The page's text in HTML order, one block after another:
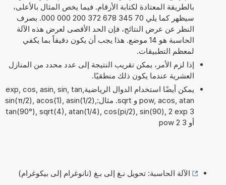
بالطريقة المعتادة لكتابة الأرقام. فيما يخص المثال بالأعلى،
سيظهر كما يلي 70 345 678 372 200 000 000. بصرف
النظر عن عرض النتائج، فإن الحد الأقصى لعرض هذه الآلة
الحاسبة هو 14 موضع. هذا يجب أن يكون دقيقاً بما يكفي
لمعظم التطبيقات.
إذا لزم الأمر، يمكن تقريب النتيجة إلى عدد محدد من المنازل
العشرية عندما يكون ذلك منطقيًا.
يمكن أيضًا استخدام الدوال الرياضيةexp, cos, asin, sin, tan,
pow, acos, atan و sqrt. مثال:sin(π/2), acos(1), asin(1/2),
tan(90°), sqrt(4), atan(1/4), cos(pi/2), sin(90), 2 exp 3
أو 3 pow 2
الآلة الحاسبة: تحويل نـغ إلى بـغ (نانوغرام إلى بيكوغرام)